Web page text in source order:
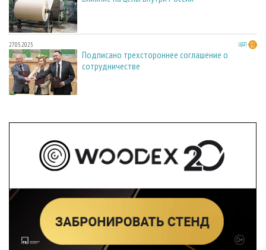
27.05.2025 ЦБП
Подписано трехстороннее соглашение о
сотрудничестве